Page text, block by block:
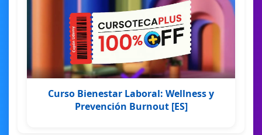
Curso Bienestar Laboral: Wellness y
Prevención Burnout [ES]